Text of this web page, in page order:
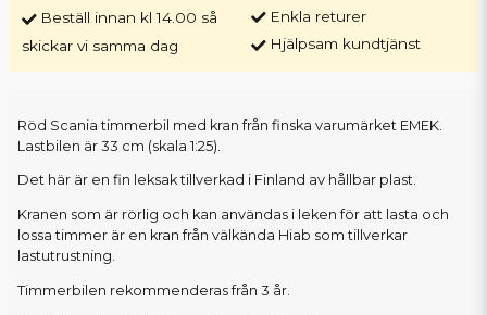
Beställ innan kl 14.00 så
skickar vi samma dag
Enkla returer
Hjälpsam kundtjänst
Röd Scania timmerbil med kran från finska varumärket EMEK.
Lastbilen är 33 cm (skala 1:25).
Det här är en fin leksak tillverkad i Finland av hållbar plast.
Kranen som är rörlig och kan användas i leken för att lasta och
lossa timmer är en kran från välkända Hiab som tillverkar
lastutrustning.
Timmerbilen rekommenderas från 3 år.